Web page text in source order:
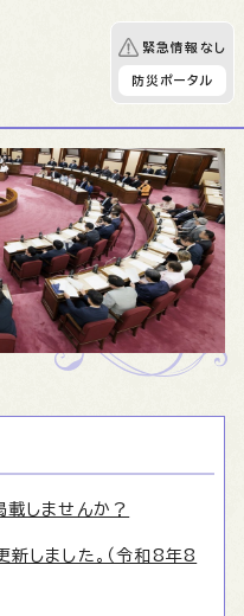
緊急情報なし
防災ポータル
載しませんか？
しました。（令和8年8